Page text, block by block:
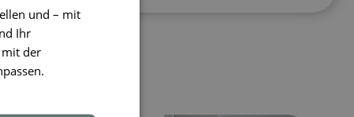
und – mit
Ihr
mit der